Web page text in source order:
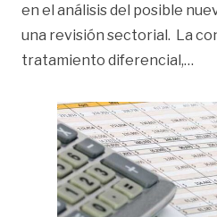
en el análisis del posible
una revisión sectorial. La
tratamiento diferencial,…